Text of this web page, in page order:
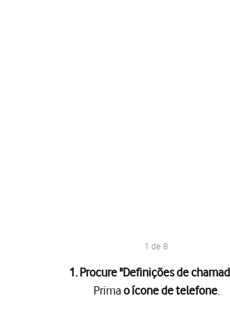
1 de 8
1. Procure "Definições de
Primao ícone de telefone.